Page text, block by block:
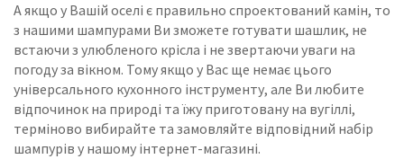
А якщо у Вашій оселі є правильно спроектований камін, то
з нашими шампурами Ви зможете готувати шашлик, не
встаючи з улюбленого крісла і не звертаючи уваги на
погоду за вікном. Тому якщо у Вас ще немає цього
універсального кухонного інструменту, але Ви любите
відпочинок на природі та їжу приготовану на вугіллі,
терміново вибирайте та замовляйте відповідний набір
шампурів у нашому інтернет-магазині.